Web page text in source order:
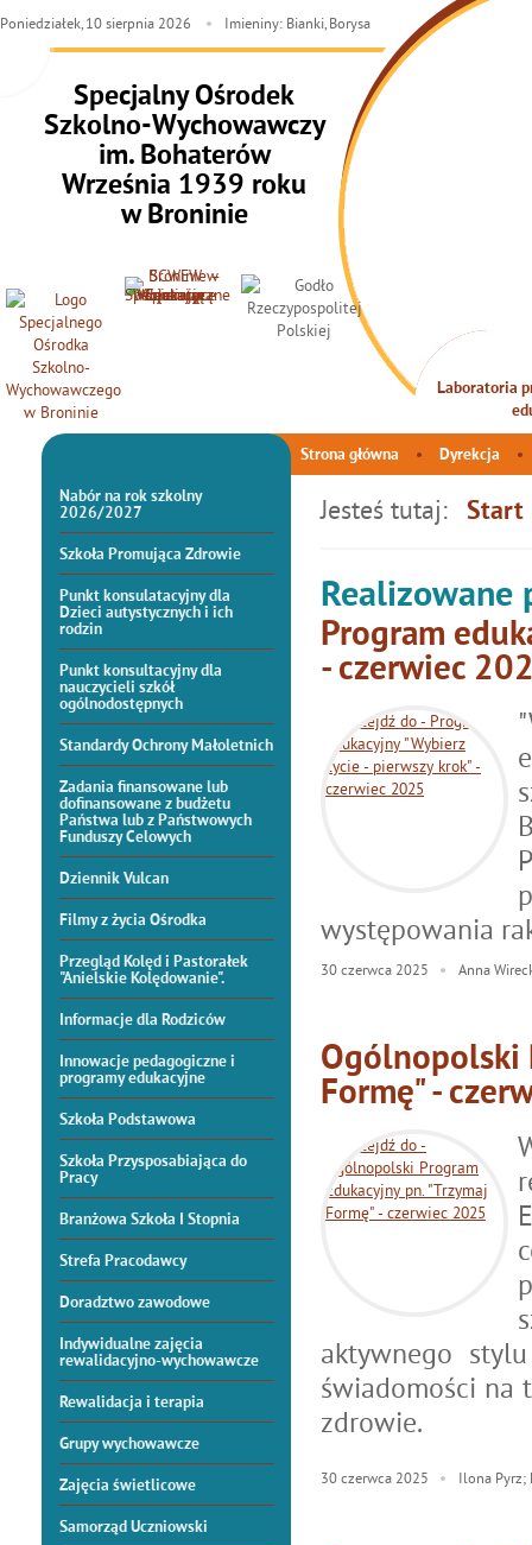
Specjalny Ośrodek
Szkolno-Wychowawczy
im. Bohaterów
Września 1939 roku
w Broninie
Poniedziałek, 10 sierpnia 2026 Imieniny: Bianki, Borysa
Laboratoria
Strona główna Dyrekcja
Nabór na rok szkolny
2026/2027
Szkoła Promująca Zdrowie
Punkt konsulatacyjny dla
Dzieci autystycznych i ich
rodzin
Punkt konsultacyjny dla
nauczycieli szkół
ogólnodostępnych
Standardy Ochrony Małoletnich
Zadania finansowane lub
dofinansowane z budżetu
Państwa lub z Państwowych
Funduszy Celowych
Dziennik Vulcan
Filmy z życia Ośrodka
Przegląd Kolęd i Pastorałek
"Anielskie Kolędowanie".
Informacje dla Rodziców
Innowacje pedagogiczne i
programy edukacyjne
Szkoła Podstawowa
Szkoła Przysposabiająca do
Pracy
Branżowa Szkoła I Stopnia
Strefa Pracodawcy
Doradztwo zawodowe
Indywidualne zajęcia
rewalidacyjno-wychowawcze
Rewalidacja i terapia
Grupy wychowawcze
Zajęcia świetlicowe
Samorząd Uczniowski
Jesteś tutaj: Start
Realizowane
Program
- czerwiec
występowania
30 czerwca 2025 Anna
Ogólnopolski
Formę" -
aktywnego
świadomości na
zdrowie.
30 czerwca 2025 Ilona Pyrz;